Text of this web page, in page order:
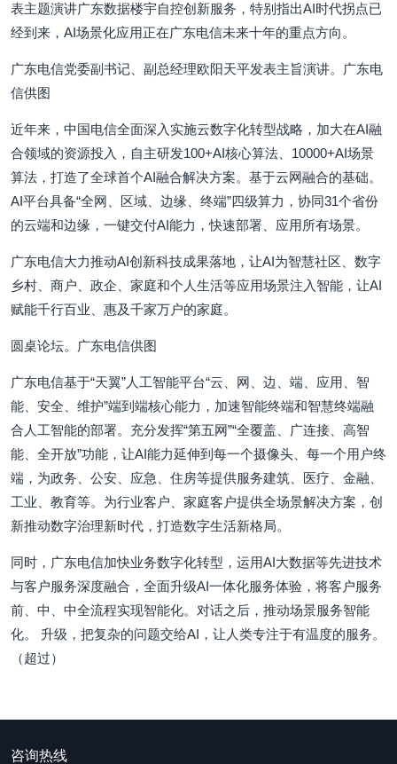
表主题演讲广东数据楼宇自控创新服务，特别指出AI时代拐点已
经到来，AI场景化应用正在广东电信未来十年的重点方向。
广东电信党委副书记、副总经理欧阳天平发表主旨演讲。广东电
信供图
近年来，中国电信全面深入实施云数字化转型战略，加大在AI融
合领域的资源投入，自主研发100+AI核心算法、10000+AI场景
算法，打造了全球首个AI融合解决方案。基于云网融合的基础。
AI平台具备“全网、区域、边缘、终端”四级算力，协同31个省份
的云端和边缘，一键交付AI能力，快速部署、应用所有场景。
广东电信大力推动AI创新科技成果落地，让AI为智慧社区、数字
乡村、商户、政企、家庭和个人生活等应用场景注入智能，让AI
赋能千行百业、惠及千家万户的家庭。
圆桌论坛。广东电信供图
广东电信基于“天翼”人工智能平台“云、网、边、端、应用、智
能、安全、维护”端到端核心能力，加速智能终端和智慧终端融
合人工智能的部署。充分发挥“第五网”“全覆盖、广连接、高智
能、全开放”功能，让AI能力延伸到每一个摄像头、每一个用户终
端，为政务、公安、应急、住房等提供服务建筑、医疗、金融、
工业、教育等。为行业客户、家庭客户提供全场景解决方案，创
新推动数字治理新时代，打造数字生活新格局。
同时，广东电信加快业务数字化转型，运用AI大数据等先进技术
与客户服务深度融合，全面升级AI一体化服务体验，将客户服务
前、中、中全流程实现智能化。对话之后，推动场景服务智能
化。 升级，把复杂的问题交给AI，让人类专注于有温度的服务。
（超过）
咨询热线